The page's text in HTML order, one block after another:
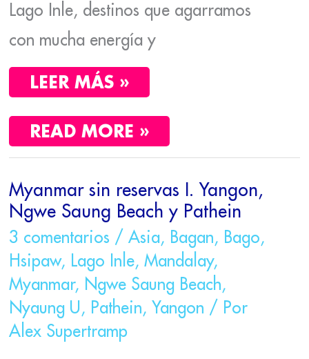
Lago Inle, destinos que agarramos
con mucha energía y
LEER MÁS »
READ MORE »
Myanmar sin reservas I. Yangon,
Ngwe Saung Beach y Pathein
3 comentarios / Asia, Bagan, Bago,
Hsipaw, Lago Inle, Mandalay,
Myanmar, Ngwe Saung Beach,
Nyaung U, Pathein, Yangon / Por
Alex Supertramp
MYANMAR
SIN
RESERVAS
I.
YANGON,
NGWE
SAUNG
BEACH
Y
PATHEIN